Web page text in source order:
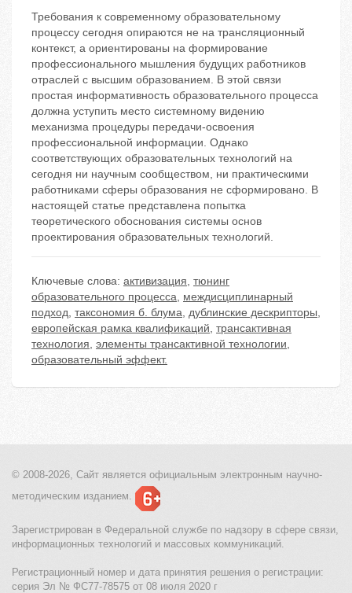
Требования к современному образовательному
процессу сегодня опираются не на трансляционный
контекст, а ориентированы на формирование
профессионального мышления будущих работников
отраслей с высшим образованием. В этой связи
простая информативность образовательного процесса
должна уступить место системному видению
механизма процедуры передачи-освоения
профессиональной информации. Однако
соответствующих образовательных технологий на
сегодня ни научным сообществом, ни практическими
работниками сферы образования не сформировано. В
настоящей статье представлена попытка
теоретического обоснования системы основ
проектирования образовательных технологий.
Ключевые слова: активизация, тюнинг
образовательного процесса, междисциплинарный
подход, таксономия б. блума, дублинские дескрипторы,
европейская рамка квалификаций, трансактивная
технология, элементы трансактивной технологии,
образовательный эффект.
© 2008-2026, Сайт является официальным электронным научно-
методическим изданием.
Зарегистрирован в Федеральной службе по надзору в сфере связи,
информационных технологий и массовых коммуникаций.
Регистрационный номер и дата принятия решения о регистрации:
серия Эл № ФС77-78575 от 08 июля 2020 г